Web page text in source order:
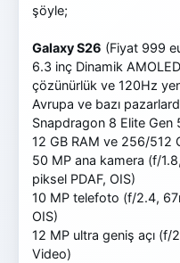
şöyle;
Galaxy S26 (Fiyat 999
6.3 inç Dinamik
çözünürlük ve 120Hz
Avrupa ve bazı
Snapdragon 8 Elite Gen
12 GB RAM ve 256/512
50 MP ana kamera (f/
piksel PDAF, OIS)
10 MP telefoto (f/2.4,
OIS)
12 MP ultra geniş açı (f/
Video)